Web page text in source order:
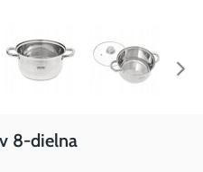
8-dielna